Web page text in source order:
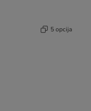
5 opcija